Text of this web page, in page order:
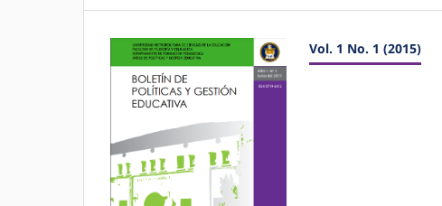
Vol. 1 No. 1 (2015)